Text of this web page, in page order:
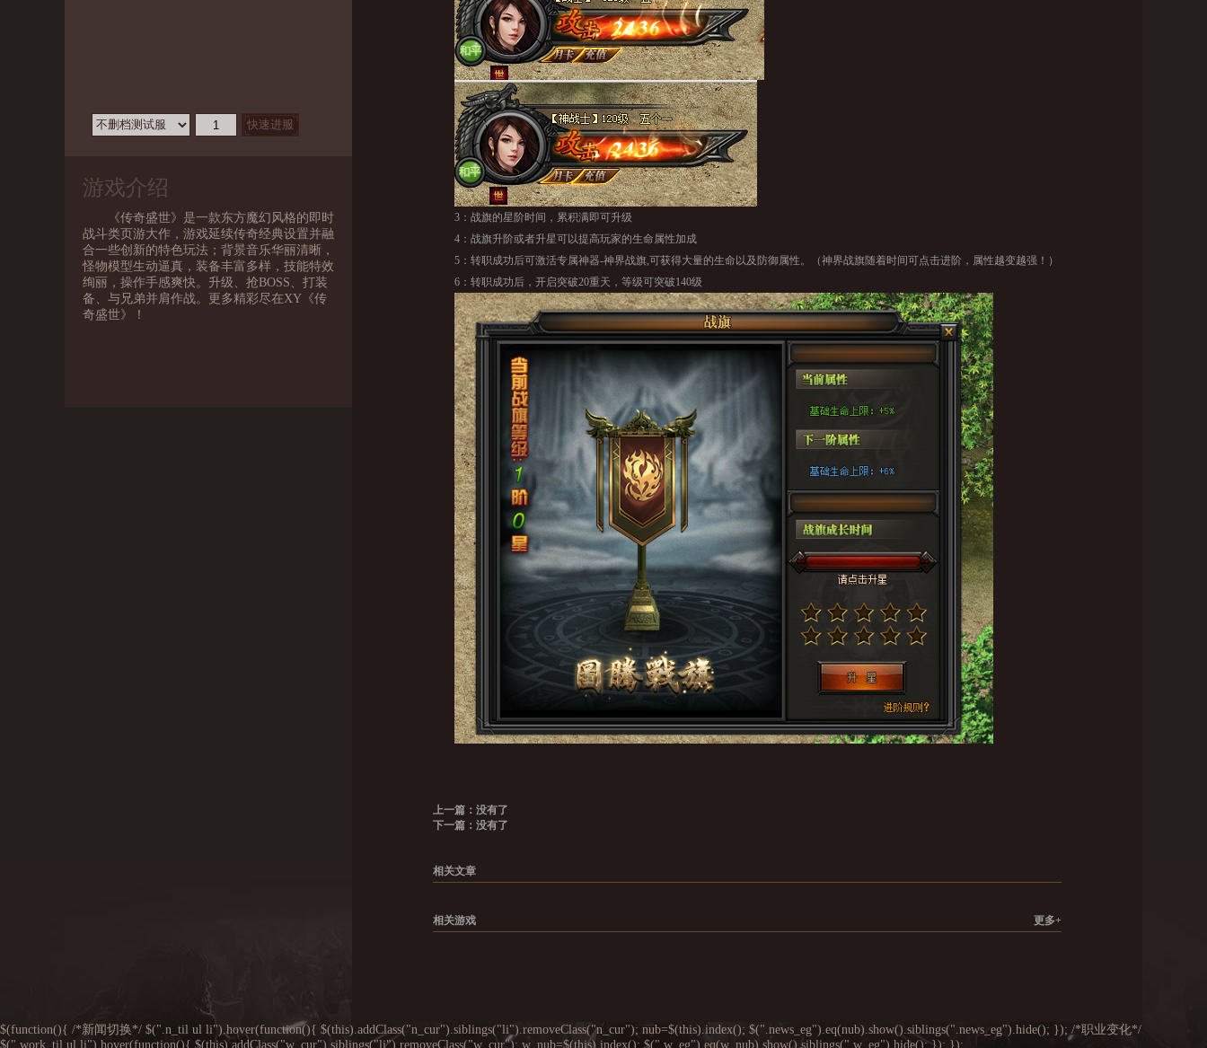
游戏介绍
《传奇盛世》是一款东方魔幻风格的即时
战斗类页游大作，游戏延续传奇经典设置并融
合一些创新的特色玩法；背景音乐华丽清晰，
怪物模型生动逼真，装备丰富多样，技能特效
绚丽，操作手感爽快。升级、抢BOSS、打装
备、与兄弟并肩作战。更多精彩尽在XY《传
奇盛世》！
3：战旗的星阶时间，累积满即可升级
4：战旗升阶或者升星可以提高玩家的生命属性加成
5：转职成功后可激活专属神器-神界战旗,可获得大量的生命以及防御属性。（神界战旗随着时间可点击进阶，属性越变越强！）
6：转职成功后，开启突破20重天，等级可突破140级
上一篇：没有了
下一篇：没有了
相关文章
相关游戏 更多+
$(function(){ /*新闻切换*/ $(".n_til ul li").hover(function(){ $(this).addClass("n_cur").siblings("li").removeClass("n_cur"); nub=$(this).index(); $(".news_eg").eq(nub).show().siblings(".news_eg").hide(); }); /*职业变化*/
$(".work_til ul li").hover(function(){ $(this).addClass("w_cur").siblings("li").removeClass("w_cur"); w_nub=$(this).index(); $(".w_eg").eq(w_nub).show().siblings(".w_eg").hide(); }); });